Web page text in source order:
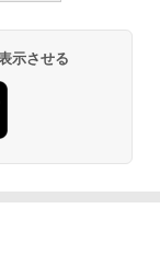
示させる